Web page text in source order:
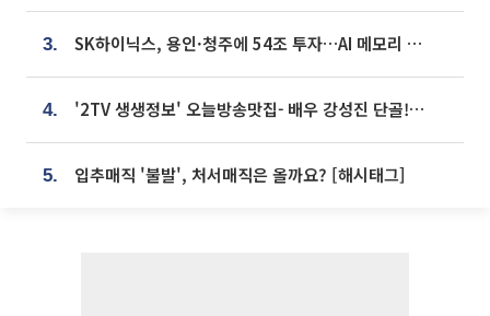
3. SK하이닉스, 용인·청주에 54조 투자…AI 메모리 생산기지 키운다
4. '2TV 생생정보' 오늘방송맛집- 배우 강성진 단골! 쌀국수ㆍ푸팟퐁 커리 맛집 '블○○○'
5. 입추매직 '불발', 처서매직은 올까요? [해시태그]